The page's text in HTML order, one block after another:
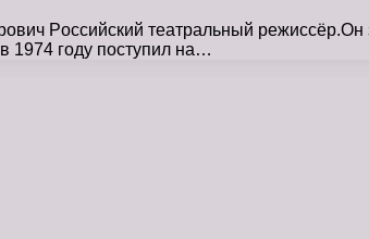
Pоссийский театральный режиссёр.Он
1974 году поступил на…